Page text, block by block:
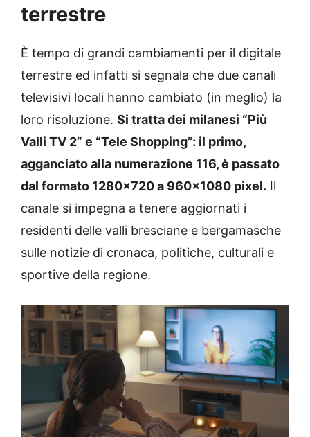
terrestre
È tempo di grandi cambiamenti per il digitale
terrestre ed infatti si segnala che due canali
televisivi locali hanno cambiato (in meglio) la
loro risoluzione. Si tratta dei milanesi “Più
Valli TV 2” e “Tele Shopping”: il primo,
agganciato alla numerazione 116, è passato
dal formato 1280×720 a 960×1080 pixel. Il
canale si impegna a tenere aggiornati i
residenti delle valli bresciane e bergamasche
sulle notizie di cronaca, politiche, culturali e
sportive della regione.